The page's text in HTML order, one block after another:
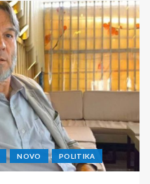
NOVO POLITIKA